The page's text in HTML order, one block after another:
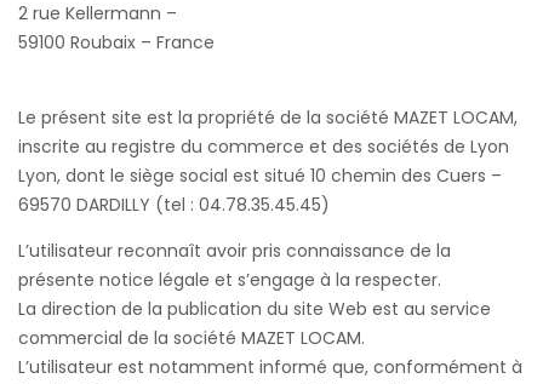
2 rue Kellermann –
59100 Roubaix – France
Le présent site est la propriété de la société MAZET LOCAM,
inscrite au registre du commerce et des sociétés de Lyon
Lyon, dont le siège social est situé 10 chemin des Cuers –
69570 DARDILLY (tel : 04.78.35.45.45)
L’utilisateur reconnaît avoir pris connaissance de la
présente notice légale et s’engage à la respecter.
La direction de la publication du site Web est au service
commercial de la société MAZET LOCAM.
L’utilisateur est notamment informé que, conformément à